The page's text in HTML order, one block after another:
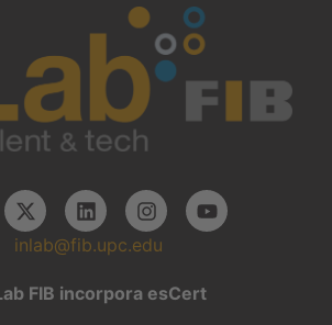
inlab@fib.upc.edu
FIB incorpora esCert